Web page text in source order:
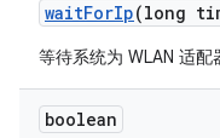
waitForIp(long
等待系统为 WLAN 适配
boolean